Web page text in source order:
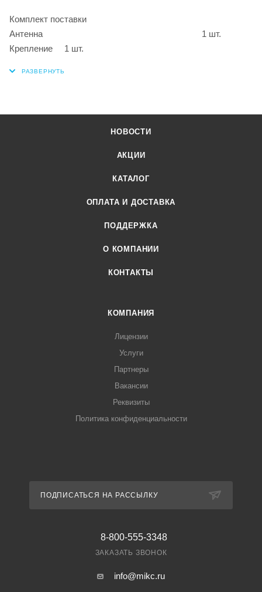
Комплект поставки
Антенна 1 шт.
Крепление 1 шт.
НОВОСТИ
АКЦИИ
КАТАЛОГ
ОПЛАТА И ДОСТАВКА
ПОДДЕРЖКА
О КОМПАНИИ
КОНТАКТЫ
КОМПАНИЯ
Лицензии
Услуги
Партнеры
Вакансии
Реквизиты
Политика конфиденциальности
ПОДПИСАТЬСЯ НА РАССЫЛКУ
8-800-555-3348
ЗАКАЗАТЬ ЗВОНОК
info@mikc.ru